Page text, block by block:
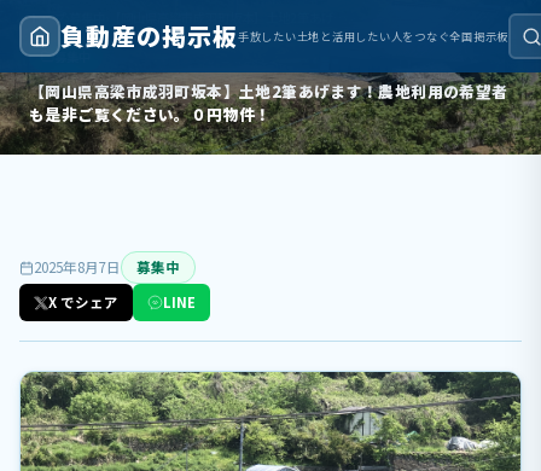
負動産の掲示板手放したい土地と活用したい人をつなぐ全国掲示板
トップ
募集中
【岡山県高梁市成羽町坂本】土地2筆あげます！農地利用の希望者
も是非ご覧ください。０円物件！
2025年8月7日
募集中
X でシェア
LINE